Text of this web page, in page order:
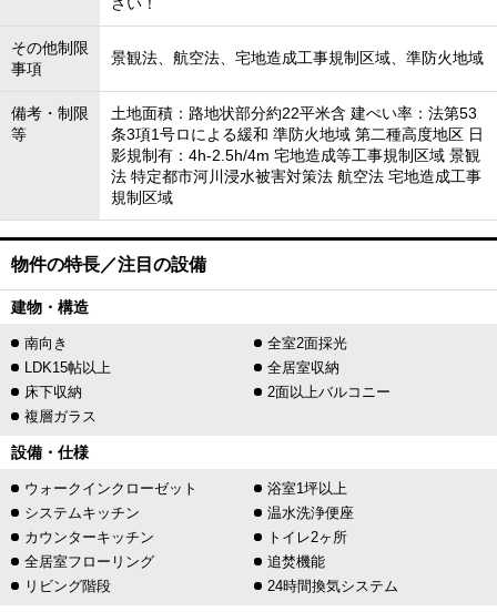
その他制限
事項
景観法、航空法、宅地造成工事規制区域、準防火地域
備考・制限
等
土地面積：路地状部分約22平米含 建ぺい率：法第53
条3項1号ロによる緩和 準防火地域 第二種高度地区 日
影規制有：4h-2.5h/4m 宅地造成等工事規制区域 景観
法 特定都市河川浸水被害対策法 航空法 宅地造成工事
規制区域
物件の特長／注目の設備
建物・構造
南向き
全室2面採光
LDK15帖以上
全居室収納
床下収納
2面以上バルコニー
複層ガラス
設備・仕様
ウォークインクローゼット
浴室1坪以上
システムキッチン
温水洗浄便座
カウンターキッチン
トイレ2ヶ所
全居室フローリング
追焚機能
リビング階段
24時間換気システム